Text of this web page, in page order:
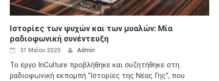
Ιστορίες των ψυχών και των μυαλών: Μία
ραδιοφωνική συνέντευξη
31 Μαΐου 2020 Admin
Το έργο InCulture προβλήθηκε και συζητήθηκε στη
ραδιοφωνική εκπομπή “Ιστορίες της Νέας Γης“, που